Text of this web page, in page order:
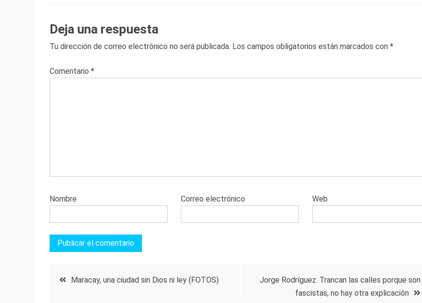
Deja una respuesta
Tu dirección de correo electrónico no será publicada. Los campos obligatorios están marcados con *
Comentario *
Nombre Correo electrónico Web
Navegación
Maracay, una ciudad sin Dios ni ley (FOTOS)
Jorge Rodríguez: Trancan las calles porque son
fascistas, no hay otra explicación